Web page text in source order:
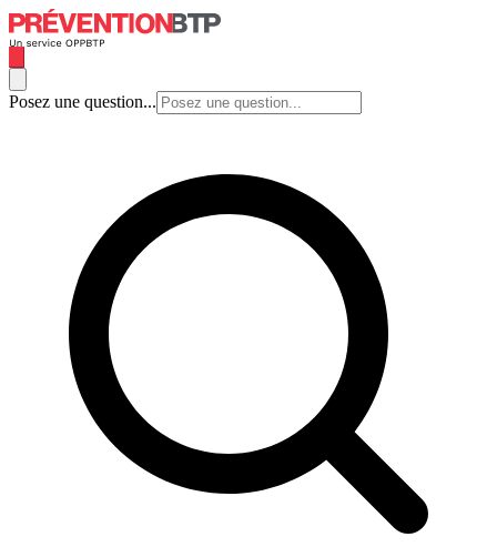
Posez une question...